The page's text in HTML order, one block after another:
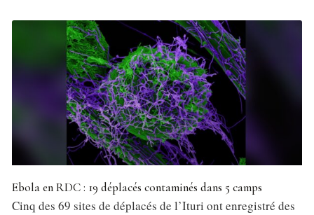
Ebola en RDC : 19 déplacés contaminés dans 5 camps
Cinq des 69 sites de déplacés de l’Ituri ont enregistré des